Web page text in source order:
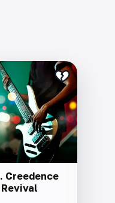
Creedence